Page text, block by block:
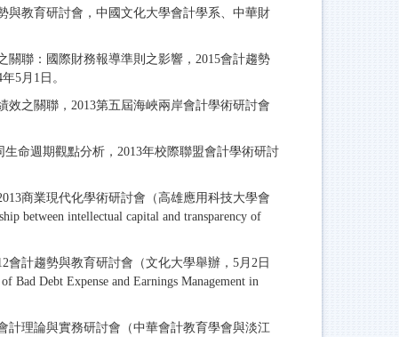
與教育研討會，中國文化大學會計學系、中華財
聯：國際財務報導準則之影響，2015會計趨勢
5月1日。
之關聯，2013第五屆海峽兩岸會計學術研討會
命週期觀點分析，2013年校際聯盟會計學術研討
商業現代化學術研討會（高雄應用科技大學會
between intellectual capital and transparency of
會計趨勢與教育研討會（文化大學舉辦，5月2日
Bad Debt Expense and Earnings Management in
計理論與實務研討會（中華會計教育學會與淡江